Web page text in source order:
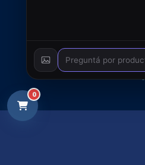
0